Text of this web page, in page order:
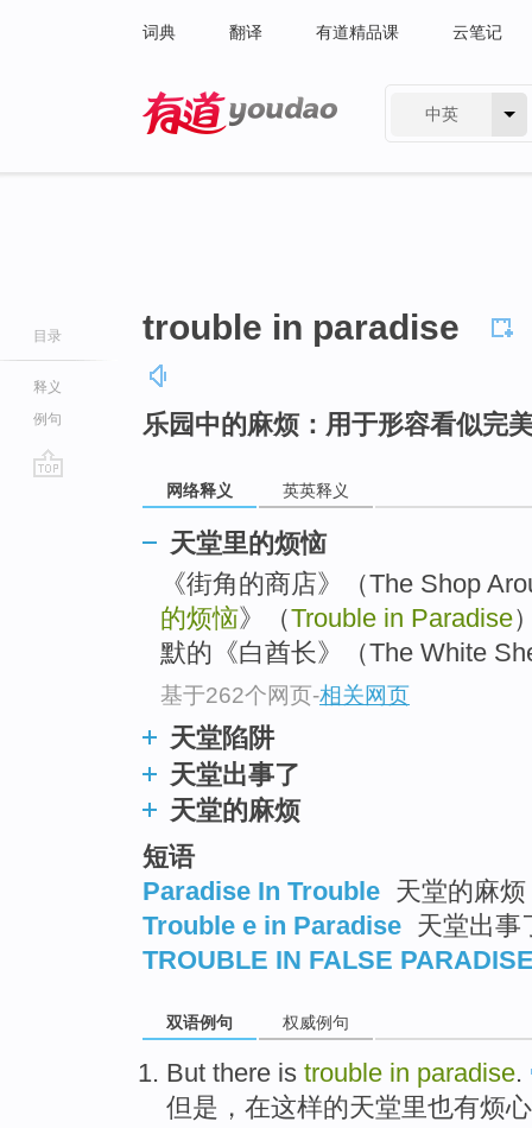
词典 翻译 有道精品课 云笔记
中英
目录
释义
例句
trouble in paradise
乐园中的麻烦：用于形容看似完
网络释义 英英释义
天堂里的烦恼
《街角的商店》（The Shop
的烦恼》（Trouble in Paradise
默的《白酋长》（The White
基于262个网页-相关网页
天堂陷阱
天堂出事了
天堂的麻烦
短语
Paradise In Trouble 天堂的麻烦
Trouble e in Paradise 天堂出事
TROUBLE IN FALSE
双语例句 权威例句
But there is trouble in paradise.
但是 ， 在这样的天堂里也有烦